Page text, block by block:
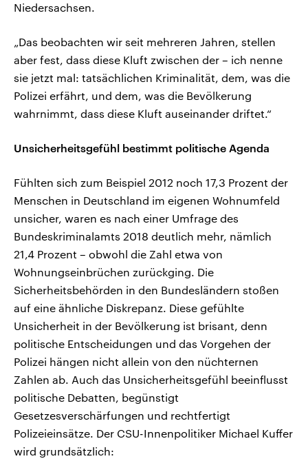
Niedersachsen.
„Das beobachten wir seit mehreren Jahren, stellen
aber fest, dass diese Kluft zwischen der – ich nenne
sie jetzt mal: tatsächlichen Kriminalität, dem, was die
Polizei erfährt, und dem, was die Bevölkerung
wahrnimmt, dass diese Kluft auseinander driftet.“
Unsicherheitsgefühl bestimmt politische Agenda
Fühlten sich zum Beispiel 2012 noch 17,3 Prozent der
Menschen in Deutschland im eigenen Wohnumfeld
unsicher, waren es nach einer Umfrage des
Bundeskriminalamts 2018 deutlich mehr, nämlich
21,4 Prozent – obwohl die Zahl etwa von
Wohnungseinbrüchen zurückging. Die
Sicherheitsbehörden in den Bundesländern stoßen
auf eine ähnliche Diskrepanz. Diese gefühlte
Unsicherheit in der Bevölkerung ist brisant, denn
politische Entscheidungen und das Vorgehen der
Polizei hängen nicht allein von den nüchternen
Zahlen ab. Auch das Unsicherheitsgefühl beeinflusst
politische Debatten, begünstigt
Gesetzesverschärfungen und rechtfertigt
Polizeieinsätze. Der CSU-Innenpolitiker Michael Kuffer
wird grundsätzlich: